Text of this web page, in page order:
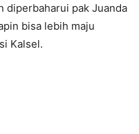
diperbaharui pak Juanda
bisa lebih maju
Kalsel.